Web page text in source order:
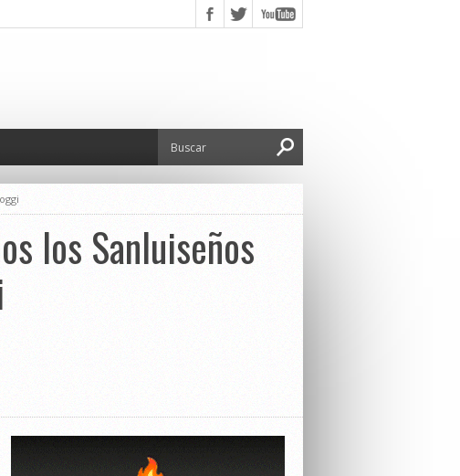
los Sanluiseños